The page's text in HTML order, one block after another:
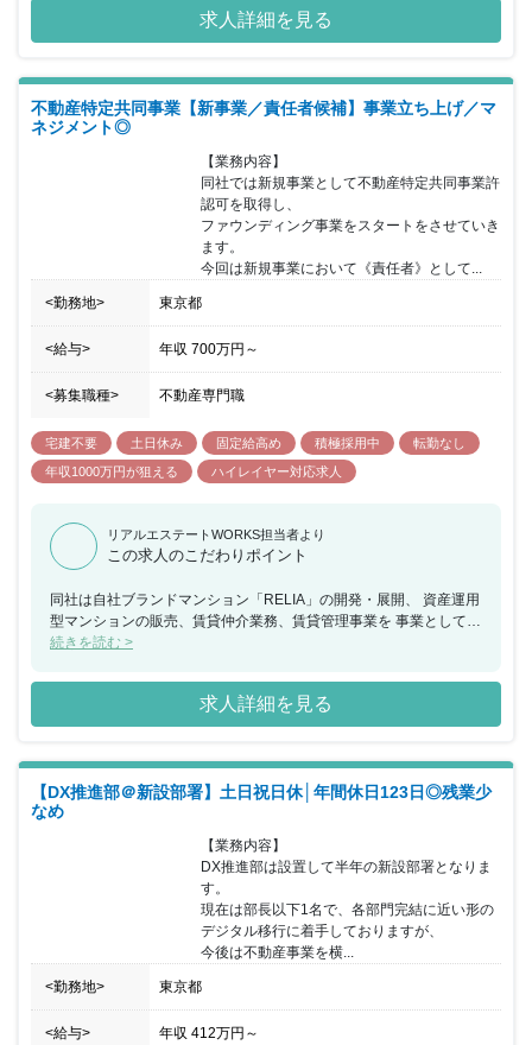
運営を手掛け、ユーザーの最良な意思決定をサポートする インター
ネットメディアを展開しています。 同ポジションでは主力事業の事
略の立案～実行など上流工程に 携わっていただき、経営陣と近いポ
ジションでご活躍いただきます。 事業面・組織面両軸での課題を解
決に導いていただき、 同社の中核メンバーとして事業の成長を牽引
求人詳細を見る
不動産特定共同事業【新事業／責任者候補】事業立ち上げ／マ
ネジメント◎
【業務内容】
同社では新規事業として不動産特定共同事業許
認可を取得し、
ファウンディング事業をスタートをさせていき
ます。
今回は新規事業において《責任者》として...
<勤務地> 東京都
<給与> 年収 700万円 ～
<募集職種> 不動産専門職
宅建不要 土日休み 固定給高め 積極採用中
転勤なし
年収1000万円が狙える
ハイレイヤー対応求人
リアルエステートWORKS担当者より
この求人のこだわりポイント
同社は自社ブランドマンション「RELIA」の開発・展開、 資産運用
型マンションの販売、賃貸仲介業務、賃貸管理事業を 事業として手
掛けています。 これまでは創業から投資用不動産で業績を順調に伸
業などの 新たな事業展開も積極的に進めています。 またDX化・
WEBサービスの活用にも積極的に投資を進め、 確実に会社の成長
を加速化させていっております。 今回のポジションでは《新規事
ます。 事業収益化までの事業構築からマネジメントまで、 新規事
業ならではの業務を経験しスキルアップが見込めます。
続きを読む >
求人詳細を見る
【DX推進部＠新設部署】土日祝日休│年間休日123日◎残業少
なめ
【業務内容】
DX推進部は設置して半年の新設部署となりま
す。
現在は部長以下1名で、各部門完結に近い形の
デジタル移行に着手しておりますが、
今後は不動産事業を横...
<勤務地> 東京都
<給与> 年収 412万円 ～